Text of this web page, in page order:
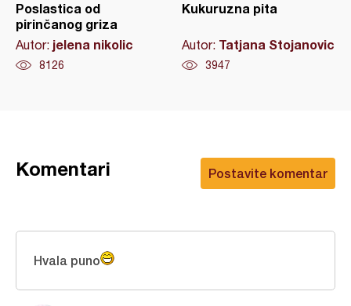
Poslastica od
pirinčanog griza
Autor: jelena nikolic
8126
Kukuruzna pita
Autor: Tatjana Stojanovic
3947
Postavite komentar
Komentari
Hvala puno